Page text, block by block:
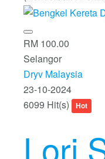
RM 100.00
Selangor
Dryv Malaysia
23-10-2024
6099 Hit(s)
Hot
Lori